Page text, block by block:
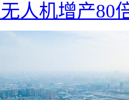
人机增产80